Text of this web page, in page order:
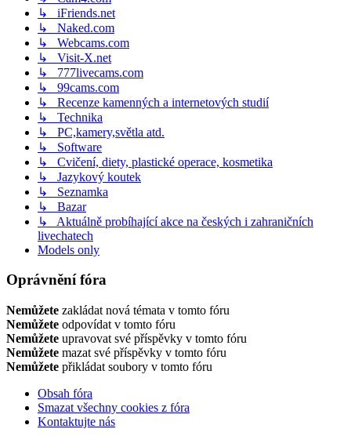
↳ iFriends.net
↳ Naked.com
↳ Webcams.com
↳ Visit-X.net
↳ 777livecams.com
↳ 99cams.com
↳ Recenze kamenných a internetových studií
↳ Technika
↳ PC,kamery,světla atd.
↳ Software
↳ Cvičení, diety, plastické operace, kosmetika
↳ Jazykový koutek
↳ Seznamka
↳ Bazar
↳ Aktuálně probíhající akce na českých i zahraničních
livechatech
Models only
Oprávnění fóra
Nemůžete zakládat nová témata v tomto fóru
Nemůžete odpovídat v tomto fóru
Nemůžete upravovat své příspěvky v tomto fóru
Nemůžete mazat své příspěvky v tomto fóru
Nemůžete přikládat soubory v tomto fóru
Obsah fóra
Smazat všechny cookies z fóra
Kontaktujte nás